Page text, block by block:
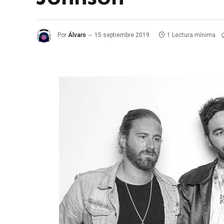
Por Álvaro 15 septiembre 2019 1 Lectura mínima